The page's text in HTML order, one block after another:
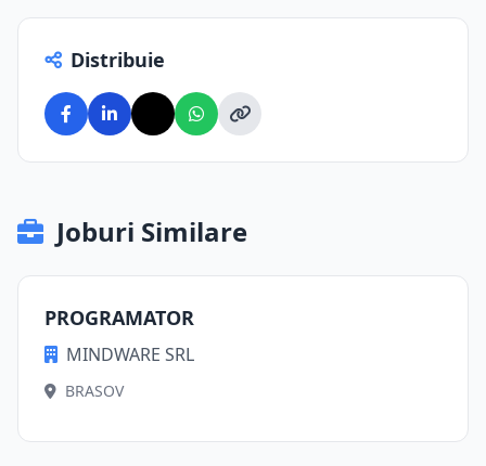
Distribuie
Joburi Similare
PROGRAMATOR
MINDWARE SRL
BRASOV